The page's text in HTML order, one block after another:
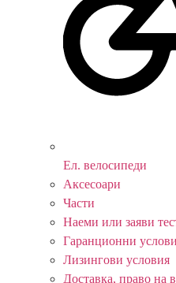
Ел. велосипеди
Аксесоари
Части
Наеми или заяви
Гаранционни
Лизингови условия
Доставка, право на